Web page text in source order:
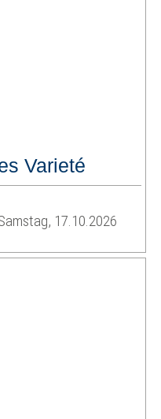
Varieté
17.10.2026